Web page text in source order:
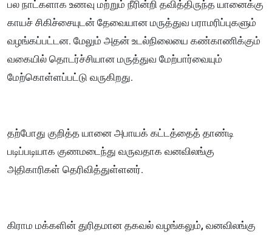
பல நாட்களாக உணவு மற்றும் நீரின்றி தவித்திருந்த யானைக்கு
காயச் சிகிச்சையுடன் தேவையான மருத்துவ பராமரிப்புகளும்
வழங்கப்பட்டன. மேலும் அதன் உடல்நிலையை கண்காணிக்கும்
வகையில் தொடர்ச்சியான மருத்துவ மேற்பார்வையும்
மேற்கொள்ளப்பட்டு வருகிறது.
தற்போது குறித்த யானை அபாயக் கட்டத்தைத் தாண்டி
படிப்படியாக குணமடைந்து வருவதாக வனவிலங்கு
அதிகாரிகள் தெரிவித்துள்ளனர்.
கிராம மக்களின் துரிதமான தகவல் வழங்கலும், வனவிலங்கு